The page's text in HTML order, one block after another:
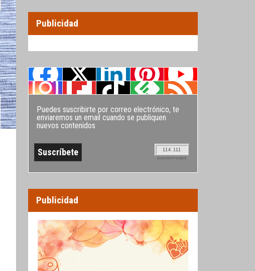
Publicidad
Puedes suscribirte por correo electrónico, te
enviaremos un email cuando se publiquen
nuevos contenidos
114.111
SUSCRIPTORES
Publicidad